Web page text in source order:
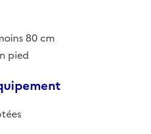
80 cm
pied